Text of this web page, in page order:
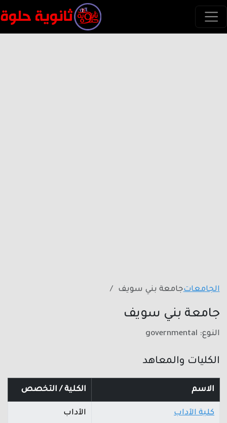
الجامعاتجامعة بني سويف
جامعة بني سويف
النوع: governmental
الكليات والمعاهد
الاسم الكلية / التخصص
كلية الآداب الآداب